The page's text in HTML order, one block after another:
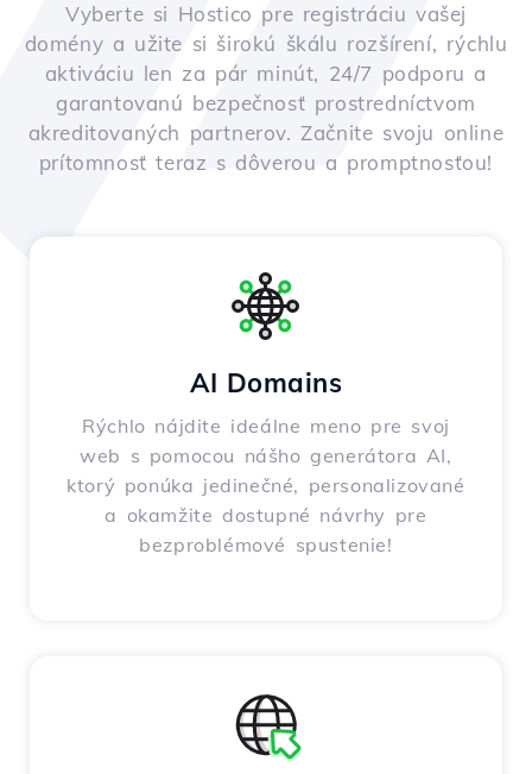
Vyberte si Hostico pre registráciu vašej
domény a užite si širokú škálu rozšírení, rýchlu
aktiváciu len za pár minút, 24/7 podporu a
garantovanú bezpečnosť prostredníctvom
akreditovaných partnerov. Začnite svoju online
prítomnosť teraz s dôverou a promptnosťou!
AI Domains
Rýchlo nájdite ideálne meno pre svoj
web s pomocou nášho generátora AI,
ktorý ponúka jedinečné, personalizované
a okamžite dostupné návrhy pre
bezproblémové spustenie!